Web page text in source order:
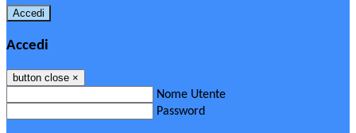
Accedi
Accedi
button close ×
Nome Utente
Password